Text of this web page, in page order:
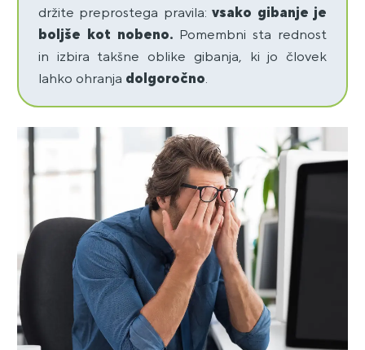
držite preprostega pravila:vsako gibanje je
boljše kot nobeno. Pomembni sta rednost
in izbira takšne oblike gibanja, ki jo človek
lahko ohranja dolgoročno.